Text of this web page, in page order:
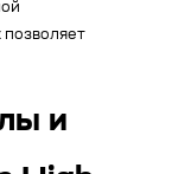
позволяет
и